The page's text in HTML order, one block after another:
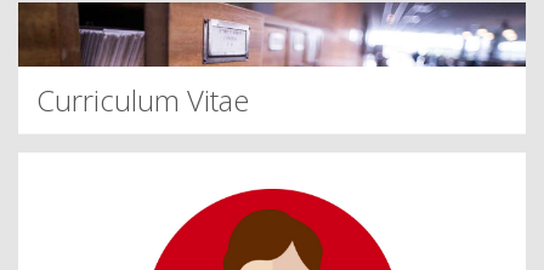
Curriculum Vitae